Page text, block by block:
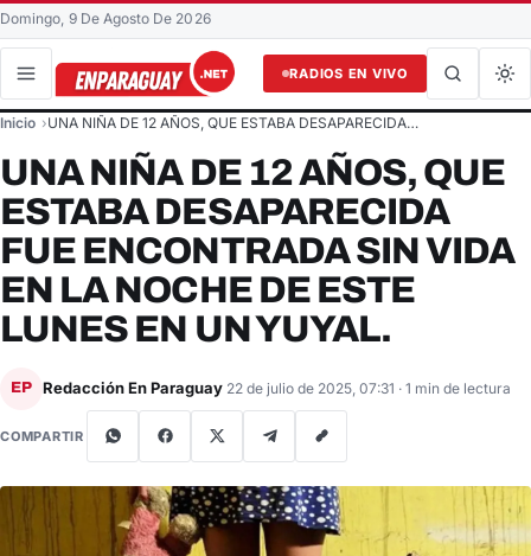
Domingo, 9 De Agosto De 2026
RADIOS EN VIVO
Buscar en el sitio
Inicio UNA NIÑA DE 12 AÑOS, QUE ESTABA DESAPARECIDA…
UNA NIÑA DE 12 AÑOS, QUE
ESTABA DESAPARECIDA
FUE ENCONTRADA SIN VIDA
EN LA NOCHE DE ESTE
LUNES EN UN YUYAL.
EP Redacción En Paraguay 22 de julio de 2025, 07:31 · 1 min de lectura
COMPARTIR